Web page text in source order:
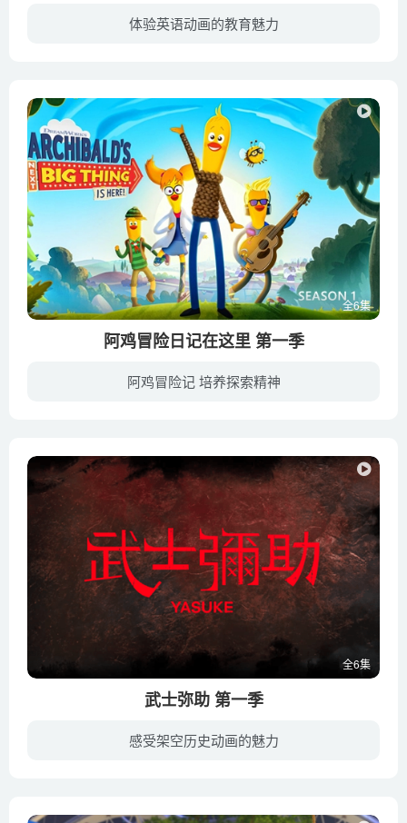
体验英语动画的教育魅力
全6集
阿鸡冒险日记在这里 第一季
阿鸡冒险记 培养探索精神
全6集
武士弥助 第一季
感受架空历史动画的魅力